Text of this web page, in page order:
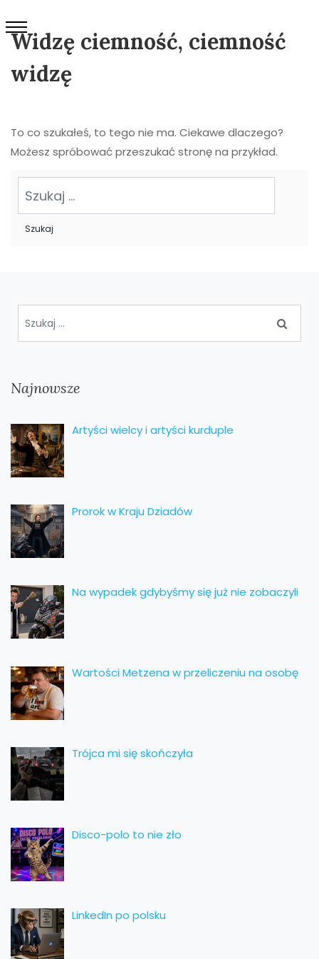
Widzę ciemność, ciemność
widzę
To co szukałeś, to tego nie ma. Ciekawe dlaczego?
Możesz spróbować przeszukać stronę na przykład.
Najnowsze
Artyści wielcy i artyści kurduple
Prorok w Kraju Dziadów
Na wypadek gdybyśmy się już nie zobaczyli
Wartości Metzena w przeliczeniu na osobę
Trójca mi się skończyła
Disco-polo to nie zło
LinkedIn po polsku